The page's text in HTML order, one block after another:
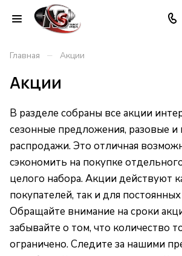
Главная – Акции
Акции
В разделе собраны все акции
сезонные предложения, разовые и
распродажи. Это отличная
сэкономить на покупке
целого набора. Акции действуют
покупателей, так и для
Обращайте внимание на сроки
забывайте о том, что количество
ограничено. Следите за нашими